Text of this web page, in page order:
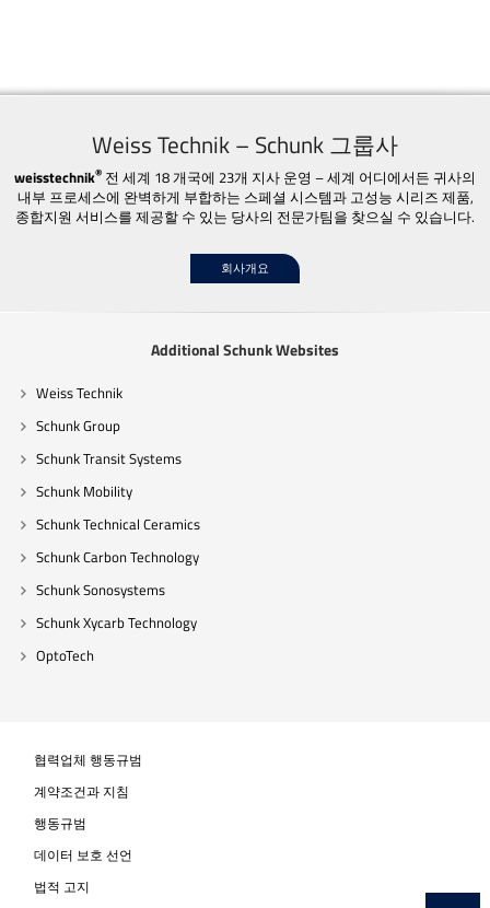
Weiss Technik – Schunk 그룹사
weisstechnik® 전 세계 18 개국에 23개 지사 운영 – 세계 어디에서든 귀사의
내부 프로세스에 완벽하게 부합하는 스페셜 시스템과 고성능 시리즈 제품,
종합지원 서비스를 제공할 수 있는 당사의 전문가팀을 찾으실 수 있습니다.
회사개요
Additional Schunk Websites
Weiss Technik
Schunk Group
Schunk Transit Systems
Schunk Mobility
Schunk Technical Ceramics
Schunk Carbon Technology
Schunk Sonosystems
Schunk Xycarb Technology
OptoTech
협력업체 행동규범
계약조건과 지침
행동규범
데이터 보호 선언
법적 고지